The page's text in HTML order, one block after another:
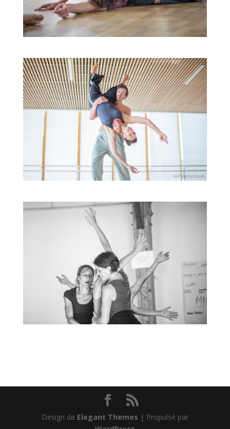
Design de Elegant Themes | Propulsé par